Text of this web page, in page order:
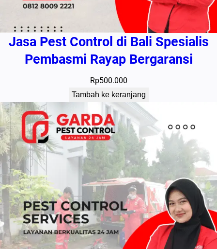
Jasa Pest Control di Bali Spesialis
Pembasmi Rayap Bergaransi
Rp500.000
Tambah ke keranjang